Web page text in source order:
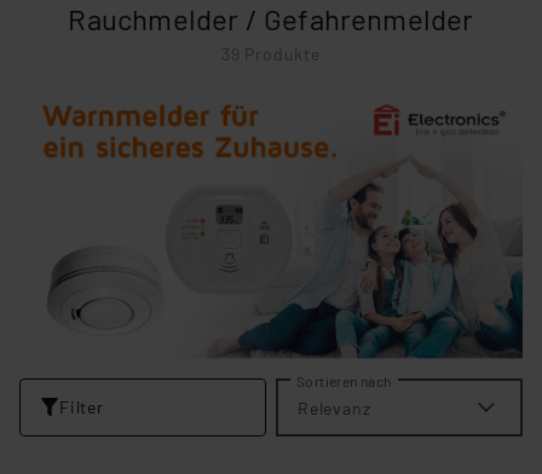
Rauchmelder / Gefahrenmelder
39 Produkte
Filter
Sortieren nach
Relevanz